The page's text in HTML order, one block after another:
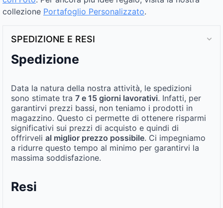
collezione Portafoglio Personalizzato.
SPEDIZIONE E RESI
Spedizione
Data la natura della nostra attività, le spedizioni
sono stimate tra 7 e 15 giorni lavorativi. Infatti, per
garantirvi prezzi bassi, non teniamo i prodotti in
magazzino. Questo ci permette di ottenere risparmi
significativi sui prezzi di acquisto e quindi di
offrirveli al miglior prezzo possibile. Ci impegniamo
a ridurre questo tempo al minimo per garantirvi la
massima soddisfazione.
Resi